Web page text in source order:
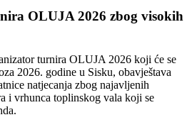
OLUJA 2026 zbog visokih
turnira OLUJA 2026 koji će se
2026. godine u Sisku, obavještava
natjecanja zbog najavljenih
i vrhunca toplinskog vala koji se